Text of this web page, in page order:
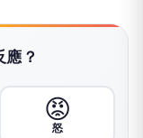
應？
😡
怒